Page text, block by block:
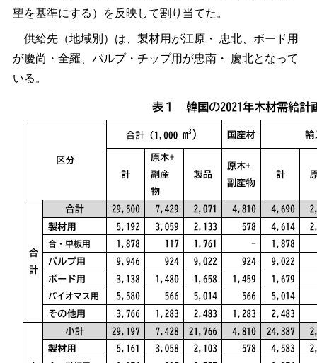
望を基準にする）を反映して割り当てた。
供給先（地域別）は、製材用が江原・ 忠北、ボード用
が慶尚・全羅、パルプ・チップ用が忠南・ 慶北となって
いる。